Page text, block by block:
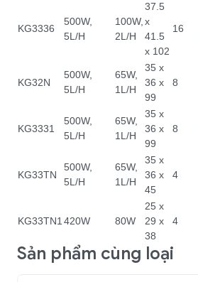
KG3336
500W,
5L/H
100W,
2L/H
37.5
x
41.5
x 102
16
KG32N
500W,
5L/H
65W,
1L/H
35 x
36 x
99
8
KG3331
500W,
5L/H
65W,
1L/H
35 x
36 x
99
8
KG33TN
500W,
5L/H
65W,
1L/H
35 x
36 x
45
4
KG33TN1420W 80W
25 x
29 x
38
4
Sản phẩm cùng loại